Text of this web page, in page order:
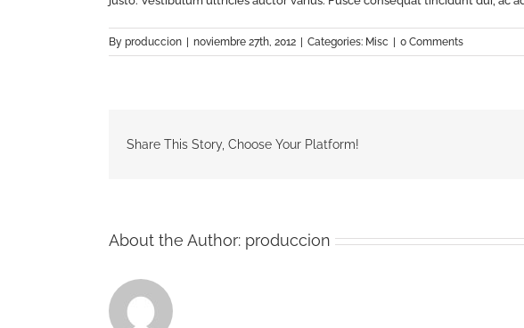
By produccion | noviembre 27th, 2012 | Categories: Misc | 0 Comments
Share This Story, Choose Your Platform!
About the Author: produccion